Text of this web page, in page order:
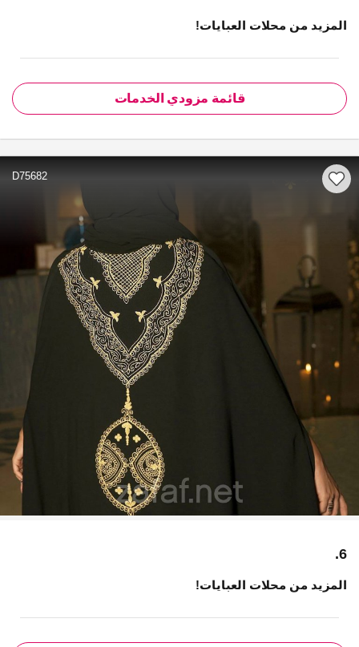
المزيد من محلات العبايات!
قائمة مزودي الخدمات
D75682
6.
المزيد من محلات العبايات!